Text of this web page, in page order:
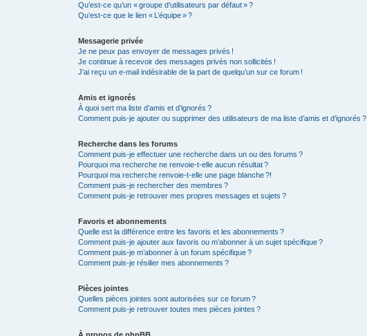
Qu’est-ce qu’un « groupe d’utilisateurs par défaut » ?
Qu’est-ce que le lien « L’équipe » ?
Messagerie privée
Je ne peux pas envoyer de messages privés !
Je continue à recevoir des messages privés non sollicités !
J’ai reçu un e-mail indésirable de la part de quelqu’un sur ce forum !
Amis et ignorés
À quoi sert ma liste d’amis et d’ignorés ?
Comment puis-je ajouter ou supprimer des utilisateurs de ma liste d’amis et d’ignorés ?
Recherche dans les forums
Comment puis-je effectuer une recherche dans un ou des forums ?
Pourquoi ma recherche ne renvoie-t-elle aucun résultat ?
Pourquoi ma recherche renvoie-t-elle une page blanche ?!
Comment puis-je rechercher des membres ?
Comment puis-je retrouver mes propres messages et sujets ?
Favoris et abonnements
Quelle est la différence entre les favoris et les abonnements ?
Comment puis-je ajouter aux favoris ou m’abonner à un sujet spécifique ?
Comment puis-je m’abonner à un forum spécifique ?
Comment puis-je résilier mes abonnements ?
Pièces jointes
Quelles pièces jointes sont autorisées sur ce forum ?
Comment puis-je retrouver toutes mes pièces jointes ?